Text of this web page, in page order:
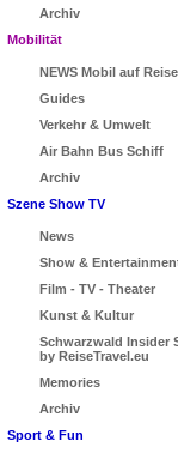
Archiv
Mobilität
NEWS Mobil auf
Guides
Verkehr & Umwelt
Air Bahn Bus Schiff
Archiv
Szene Show TV
News
Show &
Film - TV - Theater
Kunst & Kultur
Schwarzwald Insider
by ReiseTravel.eu
Memories
Archiv
Sport & Fun